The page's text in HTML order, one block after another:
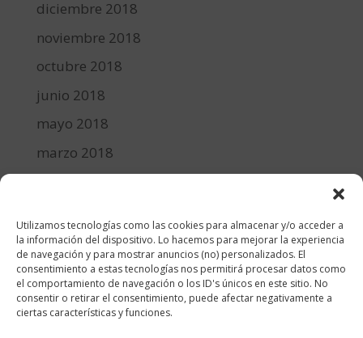
Utilizamos tecnologías como las cookies para almacenar y/o acceder a
la información del dispositivo. Lo hacemos para mejorar la experiencia
de navegación y para mostrar anuncios (no) personalizados. El
consentimiento a estas tecnologías nos permitirá procesar datos como
el comportamiento de navegación o los ID's únicos en este sitio. No
consentir o retirar el consentimiento, puede afectar negativamente a
ciertas características y funciones.
diciembre 2018
noviembre 2018
octubre 2018
junio 2018
mayo 2018
marzo 2018
diciembre 2017
Categorías
cocina y recetas